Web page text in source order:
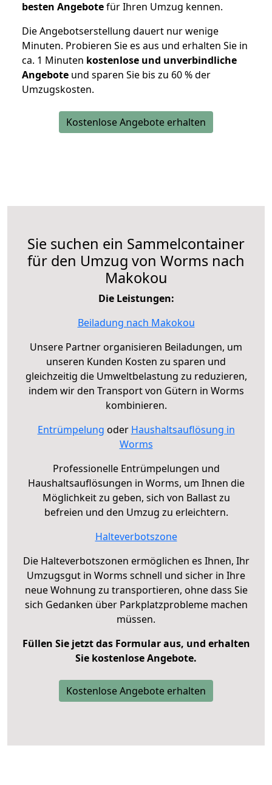
besten Angebotefür Ihren Umzug kennen.
Die Angebotserstellung dauert nur wenige
Minuten. Probieren Sie es aus und erhalten Sie in
ca. 1 Minuten kostenlose und unverbindliche
Angebote und sparen Sie bis zu 60 % der
Umzugskosten.
Kostenlose Angebote erhalten
Sie suchen ein Sammelcontainer
für den Umzug von Worms nach
Makokou
Die Leistungen:
Beiladung nach Makokou
Unsere Partner organisieren Beiladungen, um
unseren Kunden Kosten zu sparen und
gleichzeitig die Umweltbelastung zu reduzieren,
indem wir den Transport von Gütern in Worms
kombinieren.
Entrümpelung oder Haushaltsauflösung in
Worms
Professionelle Entrümpelungen und
Haushaltsauflösungen in Worms, um Ihnen die
Möglichkeit zu geben, sich von Ballast zu
befreien und den Umzug zu erleichtern.
Halteverbotszone
Die Halteverbotszonen ermöglichen es Ihnen, Ihr
Umzugsgut in Worms schnell und sicher in Ihre
neue Wohnung zu transportieren, ohne dass Sie
sich Gedanken über Parkplatzprobleme machen
müssen.
Füllen Sie jetzt das Formular aus, und erhalten
Sie kostenlose Angebote.
Kostenlose Angebote erhalten